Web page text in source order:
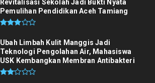
Revitalisasi Sekolah Jadi Bukti Nyata
Pemulihan Pendidikan Aceh Tamiang
Ubah Limbah Kulit Manggis Jadi
Teknologi Pengolahan Air, Mahasiswa
USK Kembangkan Membran Antibakteri